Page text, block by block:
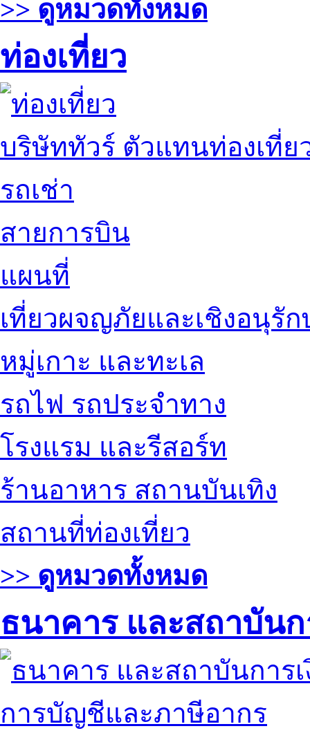
>> ดูหมวดทั้งหมด
ท่องเที่ยว
บริษัททัวร์ ตัวแทนท่องเที่ย
รถเช่า
สายการบิน
แผนที่
เที่ยวผจญภัยและเชิงอนุรัก
หมู่เกาะ และทะเล
รถไฟ รถประจำทาง
โรงแรม และรีสอร์ท
ร้านอาหาร สถานบันเทิง
สถานที่ท่องเที่ยว
>> ดูหมวดทั้งหมด
ธนาคาร และสถาบันก
การบัญชีและภาษีอากร